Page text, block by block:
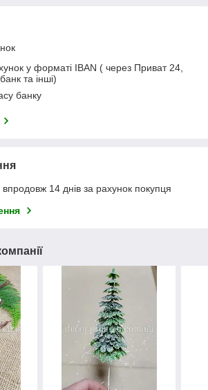
у форматі IBAN ( через Приват 24,
та інші)
банку
14 днів за рахунок покупця